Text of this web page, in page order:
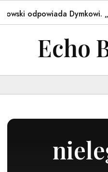
Dymkowi. „Komu i
Echo